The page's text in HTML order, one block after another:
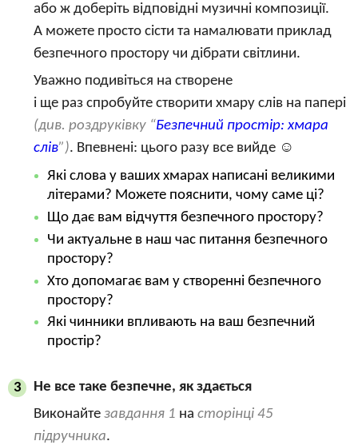
або ж доберіть відповідні музичні композиції.
А можете просто сісти та намалювати приклад
безпечного простору чи дібрати світлини.
Уважно подивіться на створене
і ще раз спробуйте створити хмару слів на папері
(див. роздруківку “Безпечний простір: хмара
слів”). Впевнені: цього разу все вийде ☺
Які слова у ваших хмарах написані великими
літерами? Можете пояснити, чому саме ці?
Що дає вам відчуття безпечного простору?
Чи актуальне в наш час питання безпечного
простору?
Хто допомагає вам у створенні безпечного
простору?
Які чинники впливають на ваш безпечний
простір?
3
Не все таке безпечне, як здається
Виконайте завдання 1 на сторінці 45
підручника.